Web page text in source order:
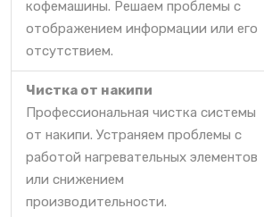
кофемашины. Решаем проблемы с
отображением информации или его
отсутствием.
Чистка от накипи
Профессиональная чистка системы
от накипи. Устраняем проблемы с
работой нагревательных элементов
или снижением
производительности.